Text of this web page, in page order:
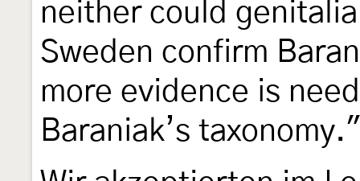
neither could
Sweden confirm
more evidence is
Baraniak’s taxonomy."